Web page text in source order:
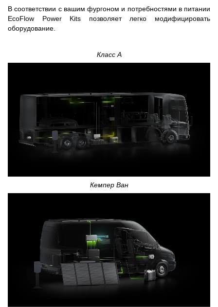
В соответствии с вашим фургоном и потребностями в питании
EcoFlow Power Kits позволяет легко модифицировать
оборудование.
Класс А
Кемпер Ван